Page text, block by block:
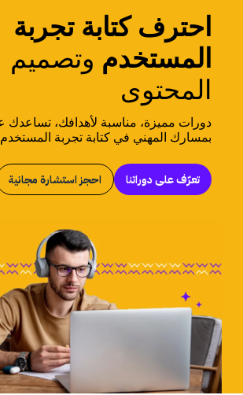
احترف كتابة تجربة
المستخدم وتصميم
المحتوى
دورات مميزة، مناسبة لأهدافك، تساعدك
بمسارك المهني في كتابة تجربة المستخدم
تعرّف على دوراتنا احجز استشارة مجانية